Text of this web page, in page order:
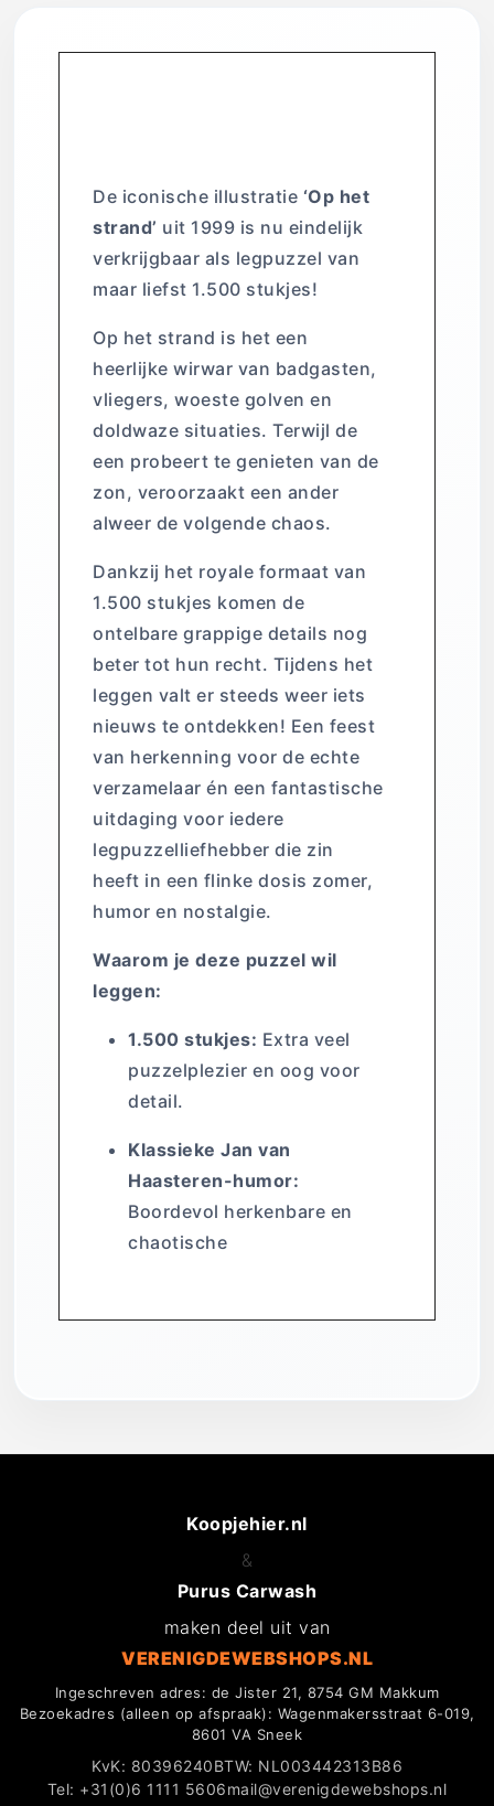
De iconische illustratie ‘Op het
strand’ uit 1999 is nu eindelijk
verkrijgbaar als legpuzzel van
maar liefst 1.500 stukjes!
Op het strand is het een
heerlijke wirwar van badgasten,
vliegers, woeste golven en
doldwaze situaties. Terwijl de
een probeert te genieten van de
zon, veroorzaakt een ander
alweer de volgende chaos.
Dankzij het royale formaat van
1.500 stukjes komen de
ontelbare grappige details nog
beter tot hun recht. Tijdens het
leggen valt er steeds weer iets
nieuws te ontdekken! Een feest
van herkenning voor de echte
verzamelaar én een fantastische
uitdaging voor iedere
legpuzzelliefhebber die zin
heeft in een flinke dosis zomer,
humor en nostalgie.
Waarom je deze puzzel wil
leggen:
1.500 stukjes: Extra veel
puzzelplezier en oog voor
detail.
Klassieke Jan van
Haasteren-humor:
Boordevol herkenbare en
chaotische
Koopjehier.nl
&
Purus Carwash
maken deel uit van
VERENIGDEWEBSHOPS.NL
Ingeschreven adres: de Jister 21, 8754 GM Makkum
Bezoekadres (alleen op afspraak): Wagenmakersstraat 6-019,
8601 VA Sneek
KvK: 80396240BTW: NL003442313B86
Tel: +31(0)6 1111 5606mail@verenigdewebshops.nl